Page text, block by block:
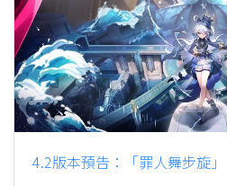
By原神官方- 2年前
Facebook 留言